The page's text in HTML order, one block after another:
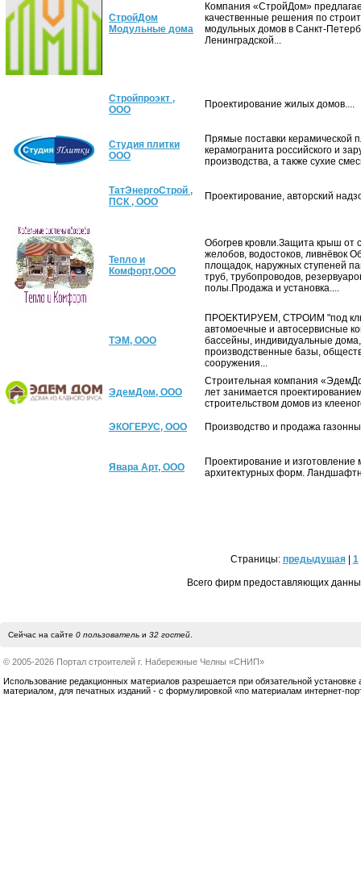
СтройДом
Модульные дома
Компания «СтройДом»
качественные решения по
модульных домов в Санкт-
Ленинградской...
Стройпроэкт ,
ООО
Проектирование жилых домов....
Студия плитки
ООО
Прямые поставки керамической
керамогранита российского и
производства, а также сухие
ТатЭнергоСтрой ,
ПСК , ООО
Проектирование, авторский
Тепло и
Комфорт,ООО
Обогрев кровли.Защита крыш от
желобов, водостоков, ливнёвок
площадок, наружных ступеней
труб, трубопроводов,
полы.Продажа и установка....
ТЭМ, ООО
ПРОЕКТИРУЕМ, СТРОИМ "под
автомоечные и автосервисные
бассейны, индивидуальные дома,
производственные базы,
сооружения...
ЭдемДом, ООО
Строительная компания
лет занимается
строительством домов из
ЭКОГЕРУС, ООО Производство и продажа
Явара Арт, ООО
Проектирование и изготовление
архитектурных форм.
Страницы: предыдущая| 1
Всего фирм предоставляющих
Сейчас на сайте 0 пользовательи 32 гостей.
© 2005-2026 Портал строителей г. Набережные Челны «СНИП»
Использование редакционных материалов разрешается при обязательной установке
материалом, для печатных изданий - с формулировкой «по материалам интернет-